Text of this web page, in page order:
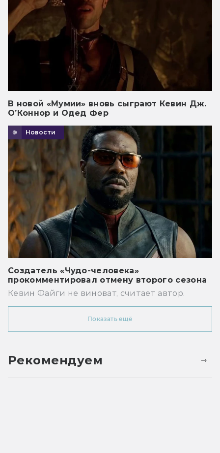
В новой «Мумии» вновь сыграют Кевин Дж.
О’Коннор и Одед Фер
Новости
Создатель «Чудо-человека»
прокомментировал отмену второго сезона
Кевин Файги не виноват, считает автор.
Показать ещё
Рекомендуем